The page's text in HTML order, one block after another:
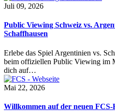
Juli 09, 2026
Public Viewing Schweiz vs.
Schaffhausen
Erlebe das Spiel Argentinien vs.
beim offiziellen Public Viewing im
dich auf…
Mai 22, 2026
Willkommen auf der neuen FCS-